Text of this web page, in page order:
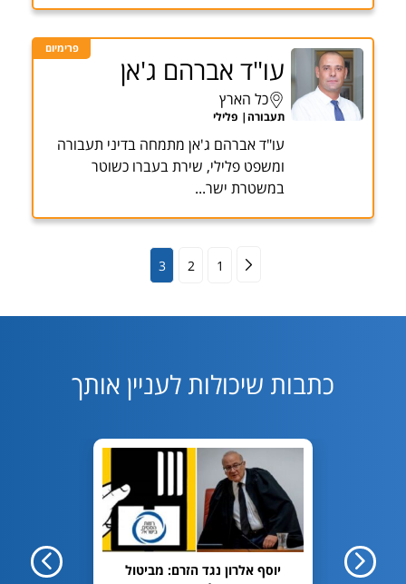
פרימיום
עו"ד אברהם ג'אן
כל הארץ
תעבורה פלילי
עו"ד אברהם ג'אן מתמחה בדיני תעבורה
ומשפט פלילי, שירת בעברו כשוטר
במשטרת ישר...
1
2
3
כתבות שיכולות לעניין אותך
יוסף אלרון נגד הזרם: מביטול